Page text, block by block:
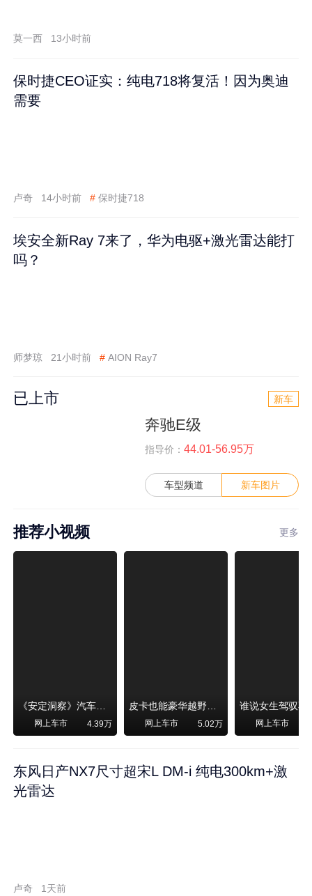
莫一西 13小时前
保时捷CEO证实：纯电718将复活！因为奥迪
需要
卢奇 14小时前 # 保时捷718
埃安全新Ray 7来了，华为电驱+激光雷达能打
吗？
师梦琼 21小时前 # AION Ray7
已上市 新车
奔驰E级
指导价： 44.01-56.95万
车型频道 新车图片
推荐小视频 更多
《安定洞察》汽车烧不烧油，和石油安全无关！
网上车市 4.39万
皮卡也能豪华越野！纵横F700上市，限时卖29.99万起
网上车市 5.02万 网上车市
东风日产NX7尺寸超宋L DM-i 纯电300km+激
光雷达
卢奇 1天前